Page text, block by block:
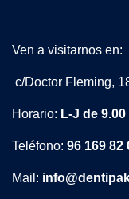
Ven a visitarnos en:
c/Doctor Fleming,
Horario: L-J de
Teléfono: 96 169 82
Mail: